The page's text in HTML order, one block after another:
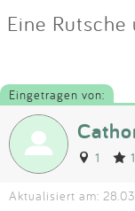
Eine
Eingetragen von:
1 1
Aktualisiert am: